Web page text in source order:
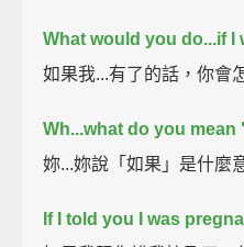
What would you do...if I
如果我...有了的話，你會
Wh...what do you mean
妳...妳說「如果」是什麼
If I told you I was